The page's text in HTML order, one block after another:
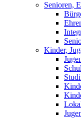
Senioren,
Kinder,